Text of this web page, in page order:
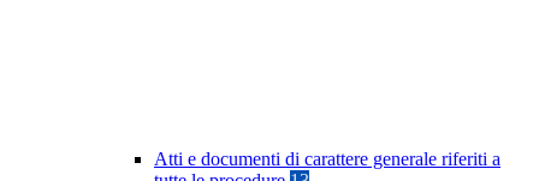
Atti e documenti di carattere generale riferiti a